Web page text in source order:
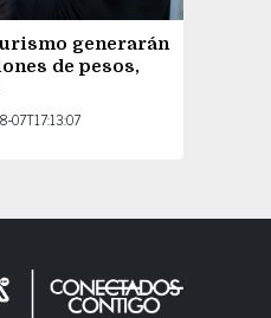
generarán
de pesos,
07T17:13:07